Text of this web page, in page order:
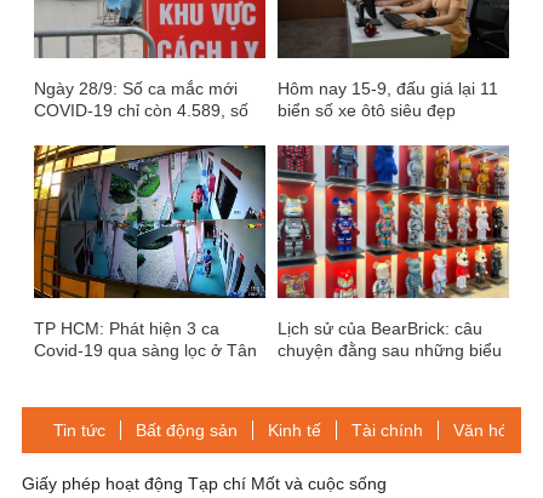
Ngày 28/9: Số ca mắc mới
COVID-19 chỉ còn 4.589, số
Hôm nay 15-9, đấu giá lại 11
biển số xe ôtô siêu đẹp
TP HCM: Phát hiện 3 ca
Covid-19 qua sàng lọc ở Tân
Lịch sử của BearBrick: câu
chuyện đằng sau những biểu
Tin tức Bất động sản Kinh tế Tài chính Văn hóa-
Giấy phép hoạt động Tạp chí Mốt và cuộc sống